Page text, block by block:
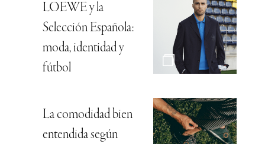
LOEWE y la
Selección Española:
moda, identidad y
fútbol
La comodidad bien
entendida según